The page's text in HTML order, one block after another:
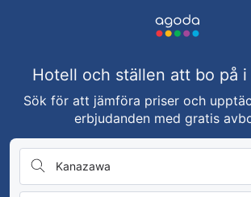
Hotell och ställen att bo på i
Sök för att jämföra priser och
erbjudanden med gratis
Kanazawa